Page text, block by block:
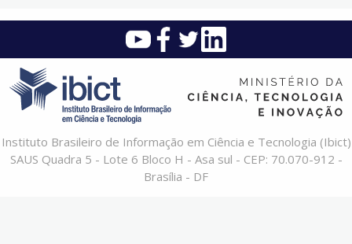
Instituto Brasileiro de Informação em Ciência e Tecnologia (Ibict)
SAUS Quadra 5 - Lote 6 Bloco H - Asa sul - CEP: 70.070-912 -
Brasília - DF